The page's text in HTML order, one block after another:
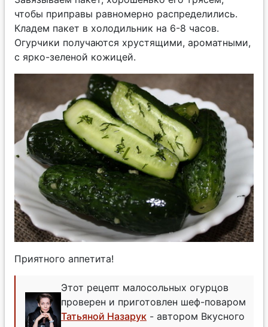
чтобы приправы равномерно распределились.
Кладем пакет в холодильник на 6-8 часов.
Огурчики получаются хрустящими, ароматными,
с ярко-зеленой кожицей.
Приятного аппетита!
Этот рецепт малосольных огурцов
проверен и приготовлен шеф-поваром
Татьяной Назарук - автором Вкусного